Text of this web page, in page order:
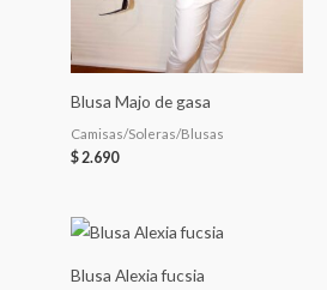
Blusa Majo de gasa
Camisas/Soleras/Blusas
$2.690
Blusa Alexia fucsia